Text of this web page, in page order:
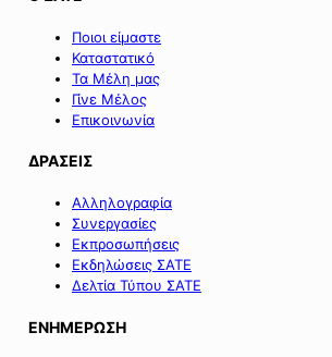
Ποιοι είμαστε
Καταστατικό
Τα Μέλη μας
Γίνε Μέλος
Επικοινωνία
ΔΡΑΣΕΙΣ
Αλληλογραφία
Συνεργασίες
Εκπροσωπήσεις
Εκδηλώσεις ΣΑΤΕ
Δελτία Τύπου ΣΑΤΕ
ΕΝΗΜΕΡΩΣΗ